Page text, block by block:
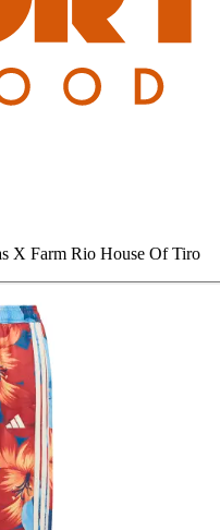
X Farm Rio House Of Tiro